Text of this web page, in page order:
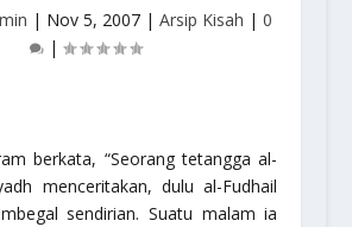
| Nov 5, 2007 |Arsip Kisah |0
|
berkata, “Seorang tetangga al-
menceritakan, dulu al-Fudhail
sendirian. Suatu malam ia